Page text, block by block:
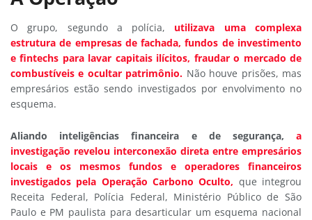
O grupo, segundo a polícia, utilizava uma complexa
estrutura de empresas de fachada, fundos de investimento
e fintechs para lavar capitais ilícitos, fraudar o mercado de
combustíveis e ocultar patrimônio. Não houve prisões, mas
empresários estão sendo investigados por envolvimento no
esquema.
Aliando inteligências financeira e de segurança, a
investigação revelou interconexão direta entre empresários
locais e os mesmos fundos e operadores financeiros
investigados pela Operação Carbono Oculto, que integrou
Receita Federal, Polícia Federal, Ministério Público de São
Paulo e PM paulista para desarticular um esquema nacional